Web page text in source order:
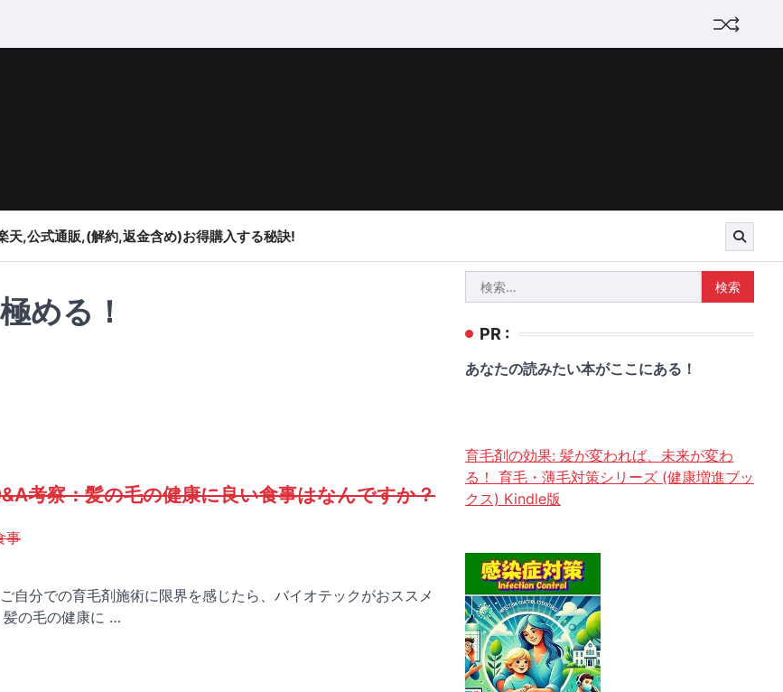
,公式通販,(解約,返金含め)お得購入する秘訣!
める！
考察：髪の毛の健康に良い食事はなんですか？
事
自分での育毛剤施術に限界を感じたら、バイオテックがおススメ
髪の毛の健康に …
索:
PR :
あなたの読みたい本がここにある！
育毛剤の効果: 髪が変われば、未来が変わ
る！ 育毛・薄毛対策シリーズ (健康増進ブッ
クス) Kindle版